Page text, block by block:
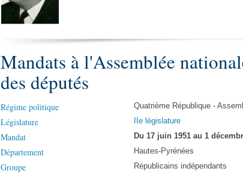
Mandats à l'Assemblée
des députés
Régime politique Quatrième République -
Législature IIe législature
Mandat Du 17 juin 1951 au 1
Département Hautes-Pyrénées
Groupe Républicains indépendants